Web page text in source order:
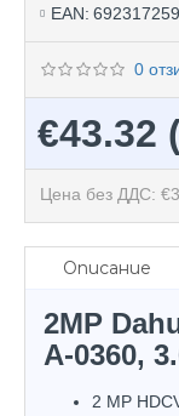
EAN:
0
€43.32
Цена без ДДС:
Описание
2MP
A-0360,
2 MP